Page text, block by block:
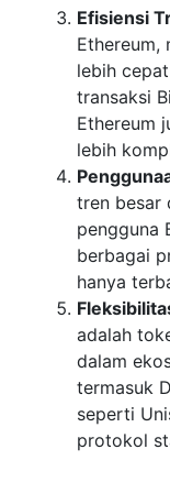
Efisiensi
Ethereum,
lebih
transaksi
Ethereum
lebih
tren besar
pengguna
berbagai
hanya
adalah
dalam
termasuk
seperti
protokol